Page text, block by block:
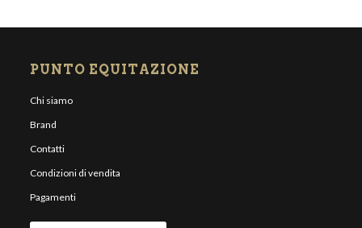
PUNTO EQUITAZIONE
Chi siamo
Brand
Contatti
Condizioni di vendita
Pagamenti